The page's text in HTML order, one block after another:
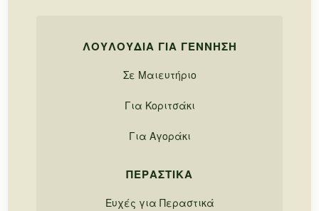
ΛΟΥΛΟΎΔΙΑ ΓΙΑ ΓΈΝΝΗΣΗ
Σε Μαιευτήριο
Για Κοριτσάκι
Για Αγοράκι
ΠΕΡΑΣΤΙΚΆ
Ευχές για Περαστικά